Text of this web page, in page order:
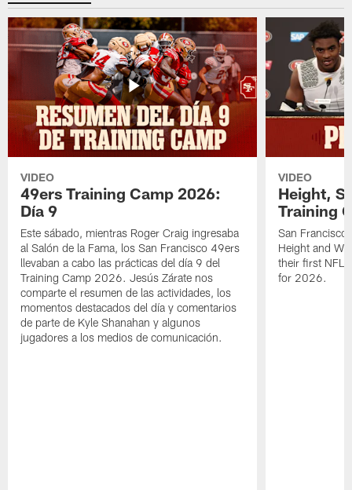
VIDEO
49ers Training Camp 2026:
Día 9
Este sábado, mientras Roger Craig ingresaba
al Salón de la Fama, los San Francisco 49ers
llevaban a cabo las prácticas del día 9 del
Training Camp 2026. Jesús Zárate nos
comparte el resumen de las actividades, los
momentos destacados del día y comentarios
de parte de Kyle Shanahan y algunos
jugadores a los medios de comunicación.
VIDEO
Height,
Training
San Francisco
Height and
their first NFL
for 2026.